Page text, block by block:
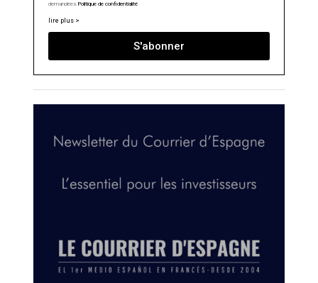
demandées.Politique de confidentialité
lire plus >
S'abonner